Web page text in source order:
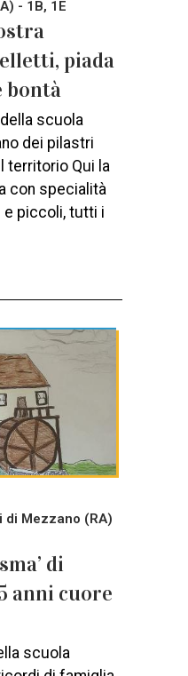
- 1B, 1E
piada
bontà
scuola
dei pilastri
territorio Qui la
con specialità
e piccoli, tutti i
di Mezzano (RA)
di
anni cuore
scuola